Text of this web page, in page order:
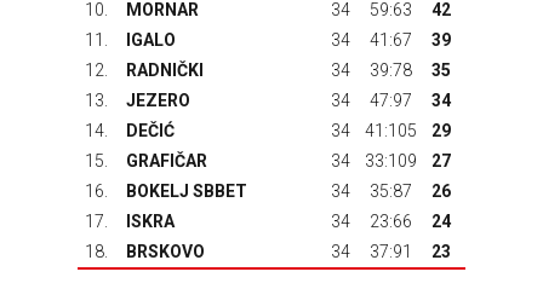
10.
MORNAR 34 59:63
42
11.
IGALO 34 41:67
39
12.
RADNIČKI 34 39:78
35
13.
JEZERO 34 47:97
34
14.
DEČIĆ 34 41:105
29
15.
GRAFIČAR 34 33:109
27
16.
BOKELJ SBBET 34 35:87
26
17.
ISKRA 34 23:66
24
18.
BRSKOVO 34 37:91 23